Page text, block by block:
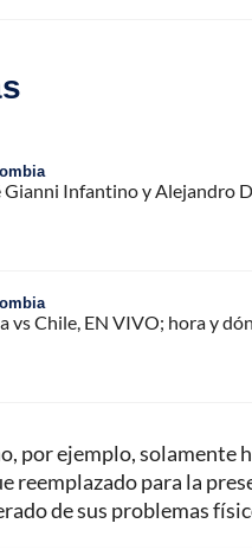
Gianni Infantino y Alejandro
vs Chile, EN VIVO; hora y
por ejemplo, solamente
reemplazado para la
de sus problemas